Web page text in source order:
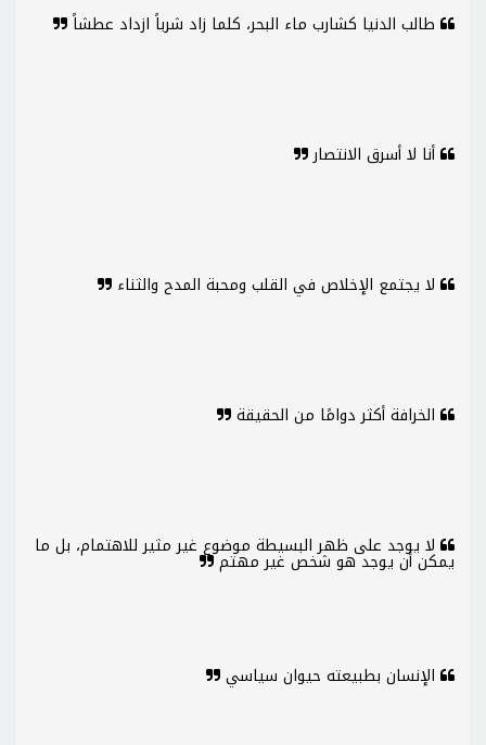
طالب الدنيا كشارب ماء البحر، كلما زاد شرباً ازداد عطشاً
أنا لا أسرق الانتصار
لا يجتمع الإخلاص في القلب ومحبة المدح والثناء
الخرافة أكثر دوامًا من الحقيقة
لا يوجد على ظهر البسيطة موضوع غير مثير للاهتمام، بل ما
يمكن أن يوجد هو شخص غير مهتم
الإنسان بطبيعته حيوان سياسي